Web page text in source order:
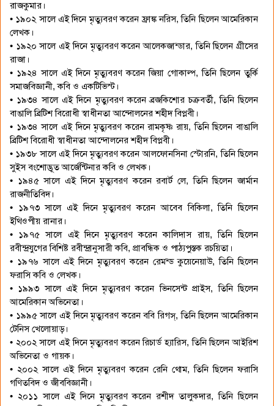
রাজকুমার।
• ১৯০২ সালে এই দিনে মৃত্যুবরণ করেন ফ্রাঙ্ক নরিস, তিনি ছিলেন আমেরিকান
লেখক।
• ১৯২০ সালে এই দিনে মৃত্যুবরণ করেন আলেকজান্ডার, তিনি ছিলেন গ্রীসের
রাজা।
• ১৯২৪ সালে এই দিনে মৃত্যুবরণ করেন জিয়া গোকাল্প, তিনি ছিলেন তুর্কি
সমাজবিজ্ঞানী, কবি ও একটিভিস্ট।
• ১৯৩৪ সালে এই দিনে মৃত্যুবরণ করেন ব্রজকিশোর চক্রবর্তী, তিনি ছিলেন
বাঙালি ব্রিটিশ বিরোধী স্বাধীনতা আন্দোলনের শহীদ বিপ্লবী।
• ১৯৩৪ সালে এই দিনে মৃত্যুবরণ করেন রামকৃষ্ণ রায়, তিনি ছিলেন বাঙালি
ব্রিটিশ বিরোধী স্বাধীনতা আন্দোলনের শহীদ বিপ্লবী।
• ১৯৩৮ সালে এই দিনে মৃত্যুবরণ করেন আলফোনসিনা স্টোরনি, তিনি ছিলেন
সুইস বংশোদ্ভূত আর্জেন্টিনার কবি ও লেখক।
• ১৯৪৫ সালে এই দিনে মৃত্যুবরণ করেন রবার্ট লে, তিনি ছিলেন জার্মান
রাজনীতিবিদ।
• ১৯৭৩ সালে এই দিনে মৃত্যুবরণ করেন আবেব বিকিলা, তিনি ছিলেন
ইথিওপীয় রানার।
• ১৯৭৫ সালে এই দিনে মৃত্যুবরণ করেন কালিদাস রায়, তিনি ছিলেন
রবীন্দ্রযুগের বিশিষ্ট রবীন্দ্রানুসারী কবি, প্রাবন্ধিক ও পাঠ্যপুস্তক রচয়িতা।
• ১৯৭৬ সালে এই দিনে মৃত্যুবরণ করেন রেমন্ড কুয়েনেয়াউ, তিনি ছিলেন
ফরাসি কবি ও লেখক।
• ১৯৯৩ সালে এই দিনে মৃত্যুবরণ করেন ভিনসেন্ট প্রাইস, তিনি ছিলেন
আমেরিকান অভিনেতা।
• ১৯৯৫ সালে এই দিনে মৃত্যুবরণ করেন ববি রিগস্, তিনি ছিলেন আমেরিকান
টেনিস খেলোয়াড়।
• ২০০২ সালে এই দিনে মৃত্যুবরণ করেন রিচার্ড হ্যারিস, তিনি ছিলেন আইরিশ
অভিনেতা ও গায়ক।
• ২০০২ সালে এই দিনে মৃত্যুবরণ করেন রেনি থোম, তিনি ছিলেন ফরাসি
গণিতবিদ ও জীববিজ্ঞানী।
• ২০১১ সালে এই দিনে মৃত্যুবরণ করেন রশীদ তালুকদার, তিনি ছিলেন